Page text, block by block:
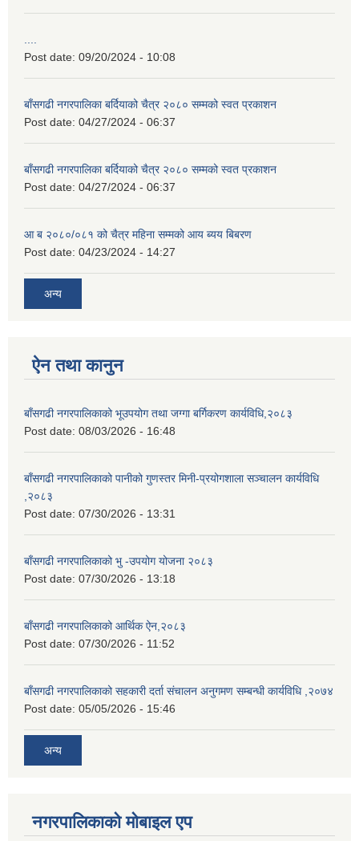
....
Post date: 09/20/2024 - 10:08
बाँसगढी नगरपालिका बर्दियाको चैत्र २०८० सम्मको स्वत प्रकाशन
Post date: 04/27/2024 - 06:37
बाँसगढी नगरपालिका बर्दियाको चैत्र २०८० सम्मको स्वत प्रकाशन
Post date: 04/27/2024 - 06:37
आ ब २०८०/०८१ को चैत्र महिना सम्मको आय ब्यय बिबरण
Post date: 04/23/2024 - 14:27
अन्य
ऐन तथा कानुन
बाँसगढी नगरपालिकाको भूउपयोग तथा जग्गा बर्गिकरण कार्यविधि,२०८३
Post date: 08/03/2026 - 16:48
बाँसगढी नगरपालिकाको पानीको गुणस्तर मिनी-प्रयोगशाला सञ्चालन कार्यविधि
,२०८३
Post date: 07/30/2026 - 13:31
बाँसगढी नगरपालिकाको भु -उपयोग योजना २०८३
Post date: 07/30/2026 - 13:18
बाँसगढी नगरपालिकाको आर्थिक ऐन,२०८३
Post date: 07/30/2026 - 11:52
बाँसगढी नगरपालिकाको सहकारी दर्ता संचालन अनुगमण सम्बन्धी कार्यविधि ,२०७४
Post date: 05/05/2026 - 15:46
अन्य
नगरपालिकाकाे माेबाइल एप